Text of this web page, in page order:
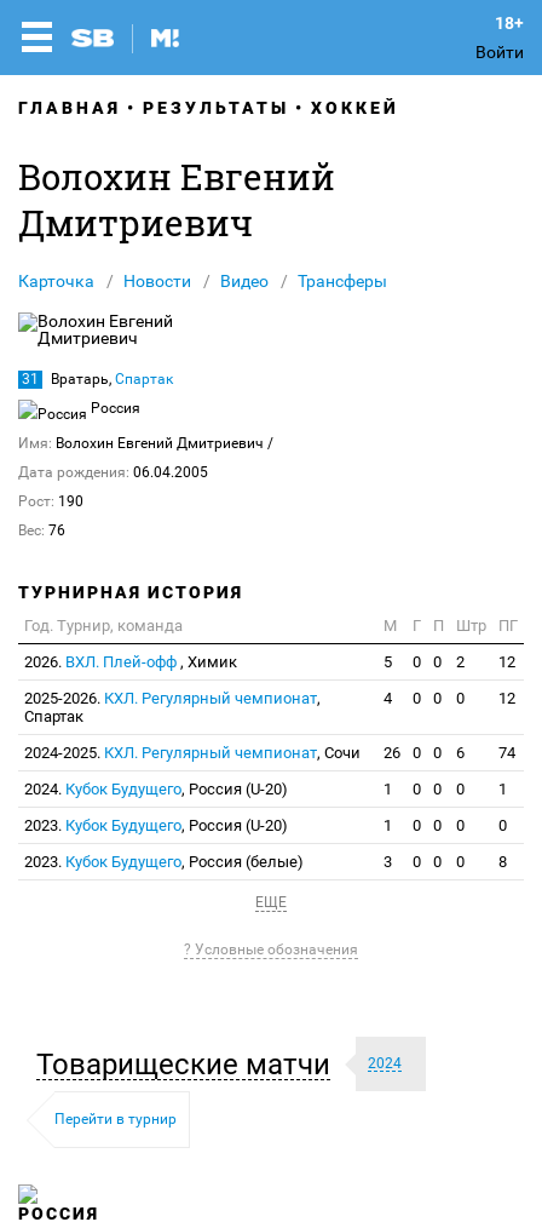
Войти
ГЛАВНАЯ РЕЗУЛЬТАТЫ ХОККЕЙ
Волохин Евгений
Дмитриевич
Карточка Новости Видео Трансферы
31 Вратарь, Спартак
Россия
Имя: Волохин Евгений Дмитриевич /
Дата рождения: 06.04.2005
Рост: 190
Вес: 76
ТУРНИРНАЯ ИСТОРИЯ
Год. Турнир, команда М Г П Штр
ПГ
2026. ВХЛ. Плей-офф , Химик 5 0 0 2
12
2025-2026. КХЛ. Регулярный чемпионат,
Спартак
4 0 0 0 12
2024-2025. КХЛ. Регулярный чемпионат, Сочи 26 0 0 6
74
2024. Кубок Будущего, Россия (U-20) 1 0 0 0
1
2023. Кубок Будущего, Россия (U-20) 1 0 0 0
0
2023. Кубок Будущего, Россия (белые) 3 0 0 0 8
ЕЩЕ
? Условные обозначения
Товарищеские матчи 2024
Перейти в турнир